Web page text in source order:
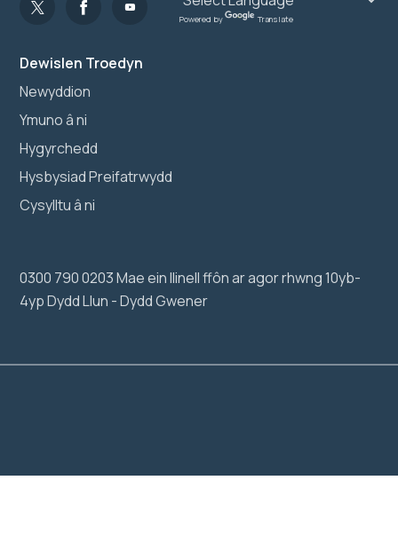
Dewislen Troedyn
Newyddion
Ymuno â ni
Hygyrchedd
Hysbysiad Preifatrwydd
Cysylltu â ni
0300 790 0203 Mae ein llinell ffôn ar agor rhwng 10yb-
4yp Dydd Llun - Dydd Gwener
Powered by Translate